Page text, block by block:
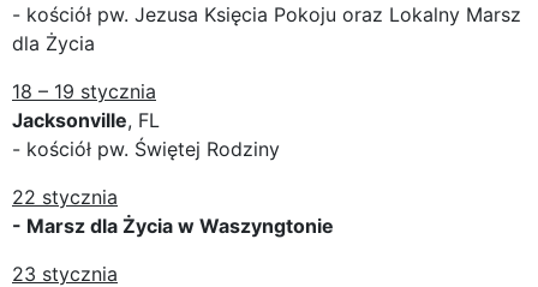
- kościół pw. Jezusa Księcia Pokoju oraz Lokalny Marsz
dla Życia
18 – 19 stycznia
Jacksonville, FL
- kościół pw. Świętej Rodziny
22 stycznia
- Marsz dla Życia w Waszyngtonie
23 stycznia